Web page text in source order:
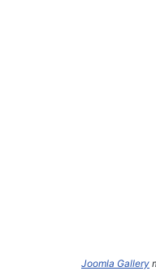
Joomla Gallery